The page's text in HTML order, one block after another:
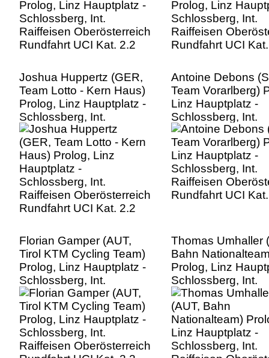
Joshua Huppertz (GER,
Team Lotto - Kern Haus)
Prolog, Linz Hauptplatz -
Schlossberg, Int.
Raiffeisen Oberösterreich
Rundfahrt UCI Kat. 2.2
Antoine Debons
Team Vorarlberg)
Linz Hauptplatz -
Schlossberg, Int.
Raiffeisen
Rundfahrt UCI
Florian Gamper (AUT,
Tirol KTM Cycling Team)
Prolog, Linz Hauptplatz -
Schlossberg, Int.
Raiffeisen Oberösterreich
Rundfahrt UCI Kat. 2.2
Thomas Umhaller
Bahn
Prolog, Linz
Schlossberg, Int.
Raiffeisen
Rundfahrt UCI